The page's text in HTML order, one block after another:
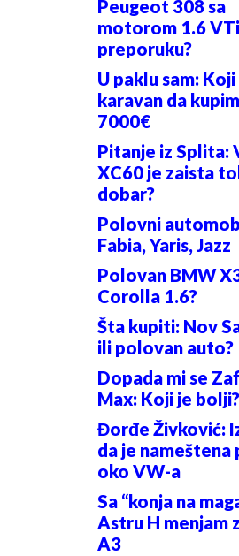
Peugeot 308 sa
motorom 1.6
preporuku?
U paklu sam: Koji
karavan da
7000€
Pitanje iz Splita:
XC60 je zaista
dobar?
Polovni
Fabia, Yaris, Jazz
Polovan BMW
Corolla 1.6?
Šta kupiti: Nov
ili polovan auto?
Dopada mi se
Max: Koji je bolji?
Đorđe Živković:
da je nameštena
oko VW-a
Sa “konja na
Astru H menjam
A3